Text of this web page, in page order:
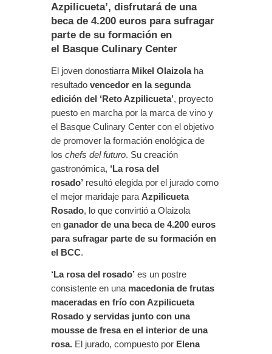
Azpilicueta’, disfrutará de una
beca de 4.200 euros para sufragar
parte de su formación en
el Basque Culinary Center
El joven donostiarra Mikel Olaizola ha
resultado vencedor en la segunda
edición del ‘Reto Azpilicueta’, proyecto
puesto en marcha por la marca de vino y
el Basque Culinary Center con el objetivo
de promover la formación enológica de
los chefs del futuro. Su creación
gastronómica, ‘La rosa del
rosado’ resultó elegida por el jurado como
el mejor maridaje para Azpilicueta
Rosado, lo que convirtió a Olaizola
en ganador de una beca de 4.200 euros
para sufragar parte de su formación en
el BCC.
‘La rosa del rosado’ es un postre
consistente en una macedonia de frutas
maceradas en frío con Azpilicueta
Rosado y servidas junto con una
mousse de fresa en el interior de una
rosa. El jurado, compuesto por Elena